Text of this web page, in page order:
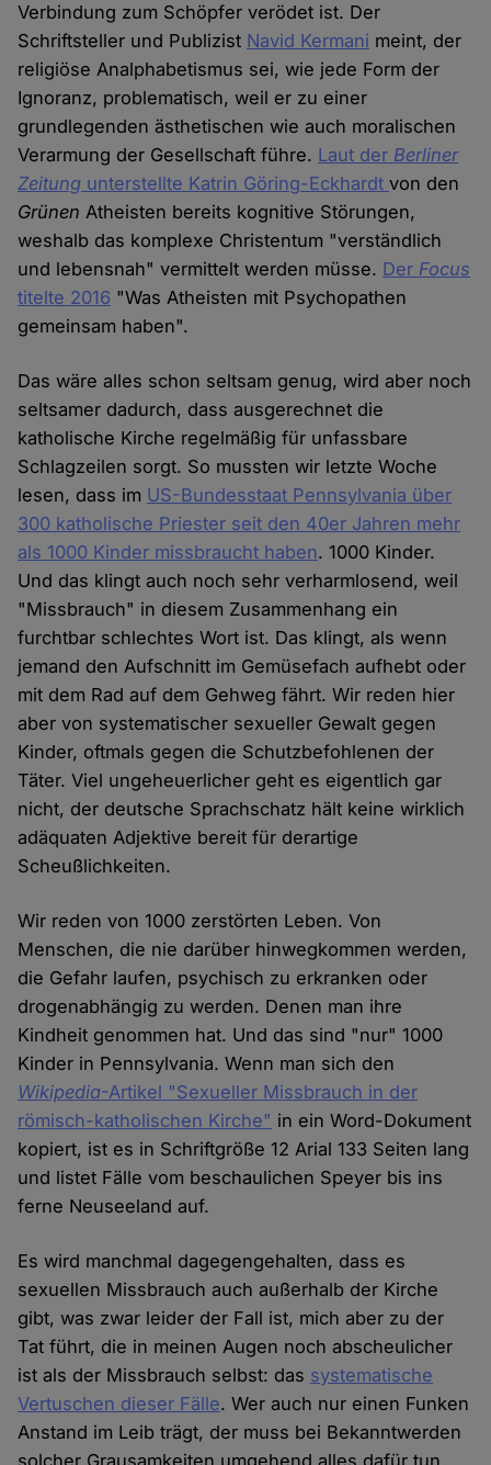
Verbindung zum Schöpfer verödet ist. Der
Schriftsteller und Publizist Navid Kermani meint, der
religiöse Analphabetismus sei, wie jede Form der
Ignoranz, problematisch, weil er zu einer
grundlegenden ästhetischen wie auch moralischen
Verarmung der Gesellschaft führe. Laut der Berliner
Zeitung unterstellte Katrin Göring-Eckhardtvon den
Grünen Atheisten bereits kognitive Störungen,
weshalb das komplexe Christentum "verständlich
und lebensnah" vermittelt werden müsse. Der Focus
titelte 2016 "Was Atheisten mit Psychopathen
gemeinsam haben".
Das wäre alles schon seltsam genug, wird aber noch
seltsamer dadurch, dass ausgerechnet die
katholische Kirche regelmäßig für unfassbare
Schlagzeilen sorgt. So mussten wir letzte Woche
lesen, dass im US-Bundesstaat Pennsylvania über
300 katholische Priester seit den 40er Jahren mehr
als 1000 Kinder missbraucht haben. 1000 Kinder.
Und das klingt auch noch sehr verharmlosend, weil
"Missbrauch" in diesem Zusammenhang ein
furchtbar schlechtes Wort ist. Das klingt, als wenn
jemand den Aufschnitt im Gemüsefach aufhebt oder
mit dem Rad auf dem Gehweg fährt. Wir reden hier
aber von systematischer sexueller Gewalt gegen
Kinder, oftmals gegen die Schutzbefohlenen der
Täter. Viel ungeheuerlicher geht es eigentlich gar
nicht, der deutsche Sprachschatz hält keine wirklich
adäquaten Adjektive bereit für derartige
Scheußlichkeiten.
Wir reden von 1000 zerstörten Leben. Von
Menschen, die nie darüber hinwegkommen werden,
die Gefahr laufen, psychisch zu erkranken oder
drogenabhängig zu werden. Denen man ihre
Kindheit genommen hat. Und das sind "nur" 1000
Kinder in Pennsylvania. Wenn man sich den
Wikipedia-Artikel "Sexueller Missbrauch in der
römisch-katholischen Kirche" in ein Word-Dokument
kopiert, ist es in Schriftgröße 12 Arial 133 Seiten lang
und listet Fälle vom beschaulichen Speyer bis ins
ferne Neuseeland auf.
Es wird manchmal dagegengehalten, dass es
sexuellen Missbrauch auch außerhalb der Kirche
gibt, was zwar leider der Fall ist, mich aber zu der
Tat führt, die in meinen Augen noch abscheulicher
ist als der Missbrauch selbst: das systematische
Vertuschen dieser Fälle. Wer auch nur einen Funken
Anstand im Leib trägt, der muss bei Bekanntwerden